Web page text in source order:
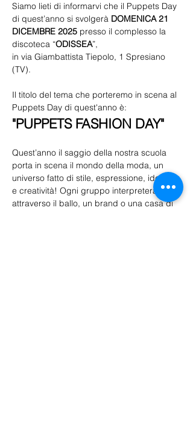
Siamo lieti di informarvi che il Puppets Day
di quest’anno si svolgerà DOMENICA 21
DICEMBRE 2025 presso il complesso la
discoteca “ODISSEA”,
in via Giambattista Tiepolo, 1 Spresiano
(TV).
Il titolo del tema che porteremo in scena al
Puppets Day di quest'anno è:
"PUPPETS FASHION DAY"
Quest’anno il saggio della nostra scuola
porta in scena il mondo della moda, un
universo fatto di stile, espressione, identità
e creatività! Ogni gruppo interpreterà,
attraverso il ballo, un brand o una casa di